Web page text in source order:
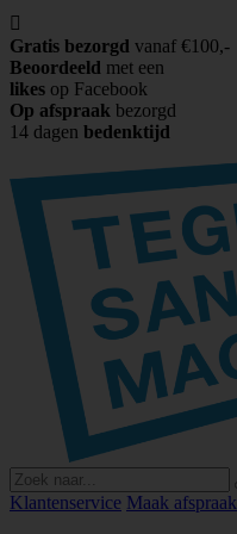

Gratis bezorgd vanaf €100,-
Beoordeeld met een
likes op Facebook
Op afspraak bezorgd
14 dagen bedenktijd
Klantenservice Maak afspraak